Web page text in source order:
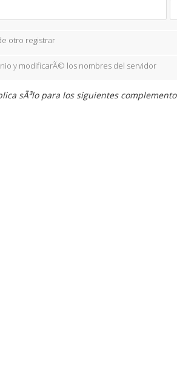
otro registrar
y modificarÃ© los nombres del servidor
sÃ³lo para los siguientes